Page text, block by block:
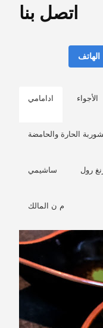
اتصل بنا
الهاتف
ادامامي الأجواء
الحارة والحامضة
ساشيمي رول
م ن المالك